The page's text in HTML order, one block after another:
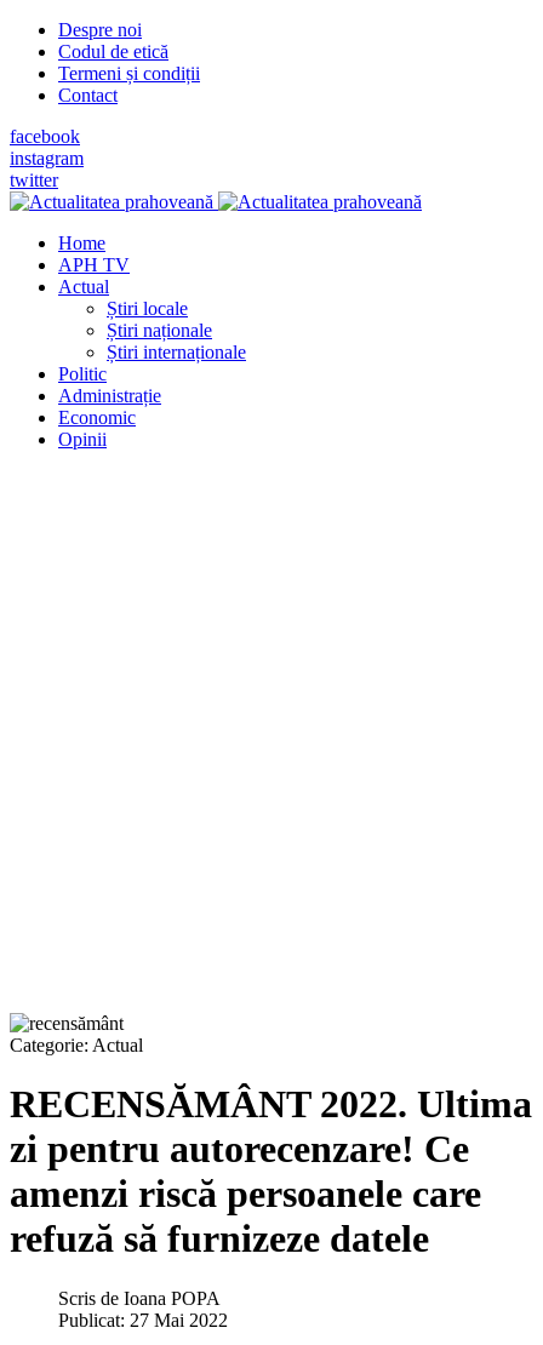
Despre noi
Codul de etică
Termeni și condiții
Contact
facebook
instagram
twitter
Home
APH TV
Actual
Știri locale
Știri naționale
Știri internaționale
Politic
Administrație
Economic
Opinii
Categorie: Actual
RECENSĂMÂNT 2022. Ultima
zi pentru autorecenzare! Ce
amenzi riscă persoanele care
refuză să furnizeze datele
Scris de Ioana POPA
Publicat: 27 Mai 2022